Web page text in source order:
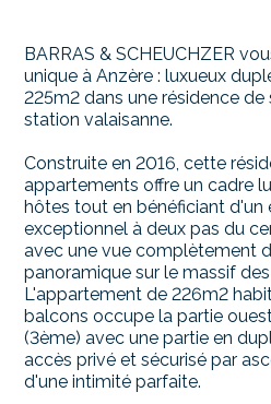
BARRAS & SCHEUCHZER
unique à Anzère : luxueux
225m2 dans une résidence
station valaisanne.
Construite en 2016, cette
appartements offre un cadre
hôtes tout en bénéficiant
exceptionnel à deux pas du
avec une vue complètement
panoramique sur le massif
L'appartement de 226m2
balcons occupe la partie
(3ème) avec une partie en
accès privé et sécurisé par
d'une intimité parfaite.